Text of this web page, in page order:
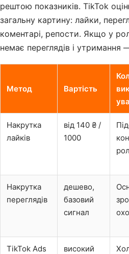
рештою показників. TikTok
загальну картину: лайки,
коментарі, репости. Якщо у
немає переглядів і утримання
Метод Вартість
Накрутка
лайків
від 140 ₴ /
1000
Накрутка
переглядів
дешево,
базовий
сигнал
TikTok Ads
високий